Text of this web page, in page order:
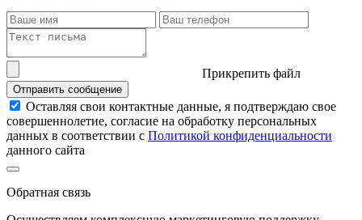
Прикрепить файл
Отправить сообщение
Оставляя свои контактные данные, я подтверждаю свое
совершеннолетие, согласие на обработку персональных
данных в соответствии с Политикой конфиденциальности
данного сайта
Обратная связь